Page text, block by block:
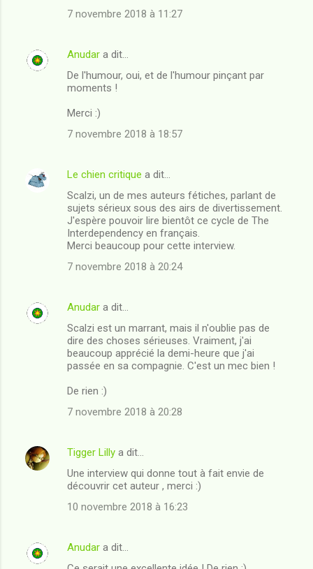
7 novembre 2018 à 11:27
Anudar a dit…
De l'humour, oui, et de l'humour pinçant par
moments !
Merci :)
7 novembre 2018 à 18:57
Le chien critique a dit…
Scalzi, un de mes auteurs fétiches, parlant de
sujets sérieux sous des airs de divertissement.
J'espère pouvoir lire bientôt ce cycle de The
Interdependency en français.
Merci beaucoup pour cette interview.
7 novembre 2018 à 20:24
Anudar a dit…
Scalzi est un marrant, mais il n'oublie pas de
dire des choses sérieuses. Vraiment, j'ai
beaucoup apprécié la demi-heure que j'ai
passée en sa compagnie. C'est un mec bien !
De rien :)
7 novembre 2018 à 20:28
Tigger Lilly a dit…
Une interview qui donne tout à fait envie de
découvrir cet auteur , merci :)
10 novembre 2018 à 16:23
Anudar a dit…